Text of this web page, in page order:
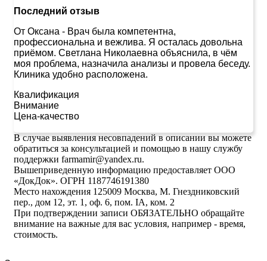
Последний отзыв
От Оксана - Врач была компетентна,
профессиональна и вежлива. Я осталась довольна
приёмом. Светлана Николаевна объяснила, в чём
моя проблема, назначила анализы и провела беседу.
Клиника удобно расположена.
Квалификация
Внимание
Цена-качество
В случае выявления несовпадений в описании вы можете
обратиться за консультацией и помощью в нашу службу
поддержки farmamir@yandex.ru.
Вышеприведенную информацию предоставляет ООО
«ДокДок». ОГРН 1187746191380
Место нахождения 125009 Москва, М. Гнездниковский
пер., дом 12, эт. 1, оф. 6, пом. IA, ком. 2
При подтверждении записи ОБЯЗАТЕЛЬНО обращайте
внимание на важные для вас условия, например - время,
стоимость.